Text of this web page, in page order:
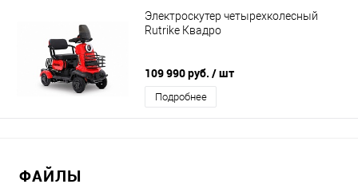
Электроскутер четырехколесный
Rutrike Квадро
109 990 руб. / шт
Подробнее
ФАЙЛЫ